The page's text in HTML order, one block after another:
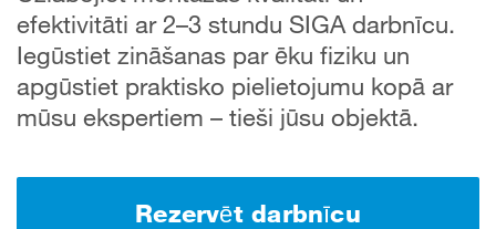
efektivitāti ar 2–3 stundu SIGA darbnīcu.
Iegūstiet zināšanas par ēku fiziku un
apgūstiet praktisko pielietojumu kopā ar
mūsu ekspertiem – tieši jūsu objektā.
Rezervēt darbnīcu